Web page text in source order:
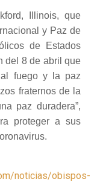
Illinois, que
y Paz de
de Estados
del 8 de abril que
fuego y la paz
fraternos de la
paz duradera”,
proteger a sus
noticias/obispos-